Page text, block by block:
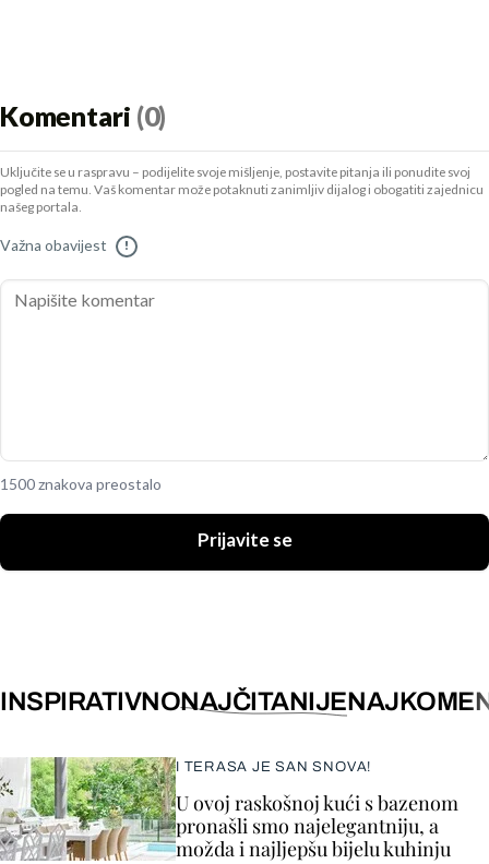
Komentari (0)
Uključite se u raspravu – podijelite svoje mišljenje, postavite pitanja ili ponudite svoj
pogled na temu. Vaš komentar može potaknuti zanimljiv dijalog i obogatiti zajednicu
našeg portala.
Važna obavijest !
1500 znakova preostalo
Prijavite se
INSPIRATIVNONAJČITANIJE
I TERASA JE SAN SNOVA!
U ovoj raskošnoj kući s bazenom
pronašli smo najelegantniju, a
možda i najljepšu bijelu kuhinju